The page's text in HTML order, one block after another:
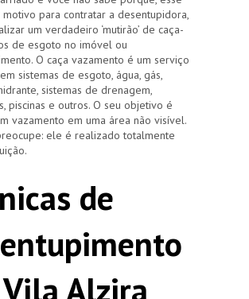
para contratar a desentupidora,
um verdadeiro ‘mutirão’ de caça-
de esgoto no imóvel ou
O caça vazamento é um serviço
sistemas de esgoto, água, gás,
sistemas de drenagem,
piscinas e outros. O seu objetivo é
vazamento em uma área não visível.
ele é realizado totalmente
de
Alzira